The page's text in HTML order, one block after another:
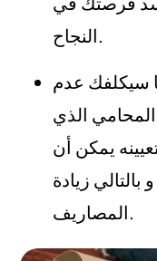
النجاح.
سيكلفك عدم
الذي
يمكن أن
زيادة
المصاريف.